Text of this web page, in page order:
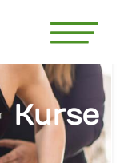
Kurse